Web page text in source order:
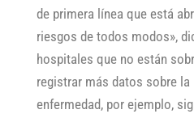
de primera línea que está
riesgos de todos modos»,
hospitales que no están
registrar más datos sobre la
enfermedad, por ejemplo,